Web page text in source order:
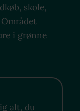
skole,
i grønne
alt, du